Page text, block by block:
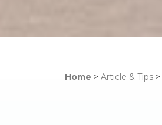
Home > Article & Tips >